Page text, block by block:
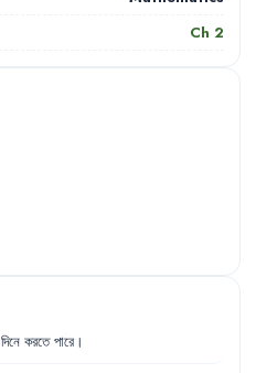
Ch 2
দিনে করতে পারে ।